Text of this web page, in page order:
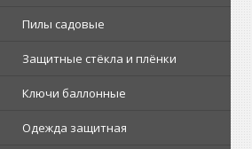
Пилы садовые
Защитные стёкла и плёнки
Ключи баллонные
Одежда защитная